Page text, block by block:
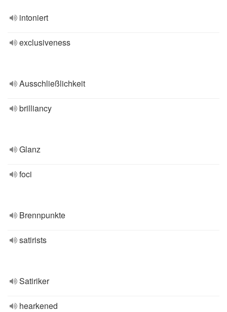
intoniert
exclusiveness
Ausschließlichkeit
brilliancy
Glanz
foci
Brennpunkte
satirists
Satiriker
hearkened